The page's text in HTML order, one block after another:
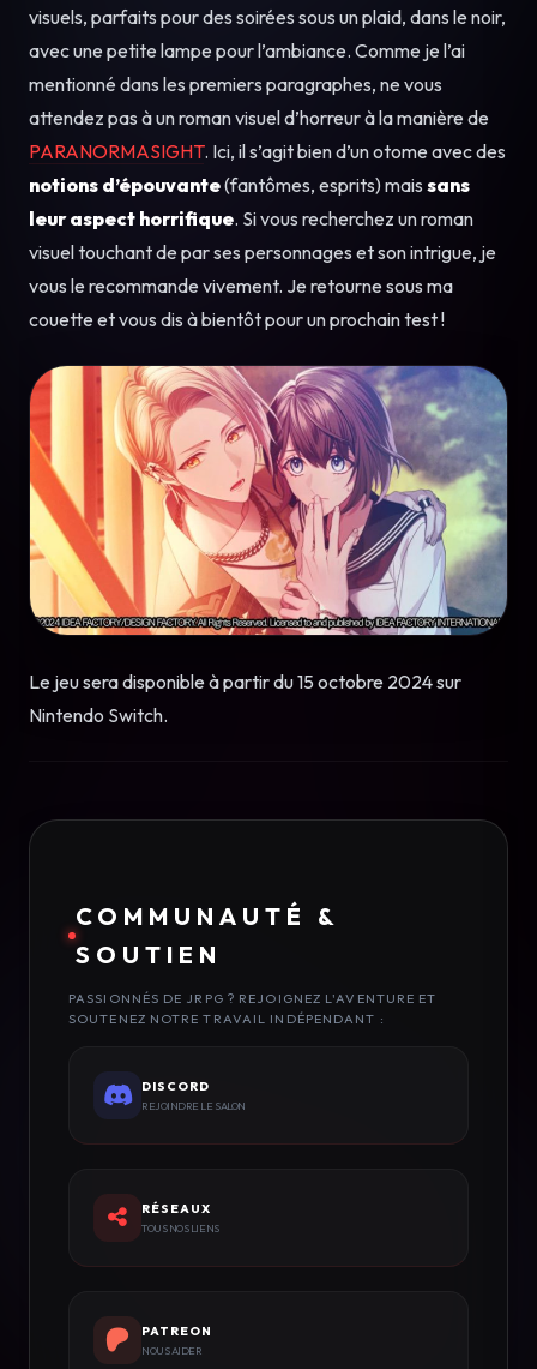
visuels, parfaits pour des soirées sous un plaid, dans le noir,
avec une petite lampe pour l’ambiance. Comme je l’ai
mentionné dans les premiers paragraphes, ne vous
attendez pas à un roman visuel d’horreur à la manière de
PARANORMASIGHT. Ici, il s’agit bien d’un otome avec des
notions d’épouvante(fantômes, esprits) mais sans
leur aspect horrifique. Si vous recherchez un roman
visuel touchant de par ses personnages et son intrigue, je
vous le recommande vivement. Je retourne sous ma
couette et vous dis à bientôt pour un prochain test !
Le jeu sera disponible à partir du 15 octobre 2024 sur
Nintendo Switch.
COMMUNAUTÉ &
SOUTIEN
PASSIONNÉS DE JRPG ? REJOIGNEZ L'AVENTURE ET
SOUTENEZ NOTRE TRAVAIL INDÉPENDANT :
DISCORD
REJOINDRE LE SALON
RÉSEAUX
TOUS NOS LIENS
PATREON
NOUS AIDER